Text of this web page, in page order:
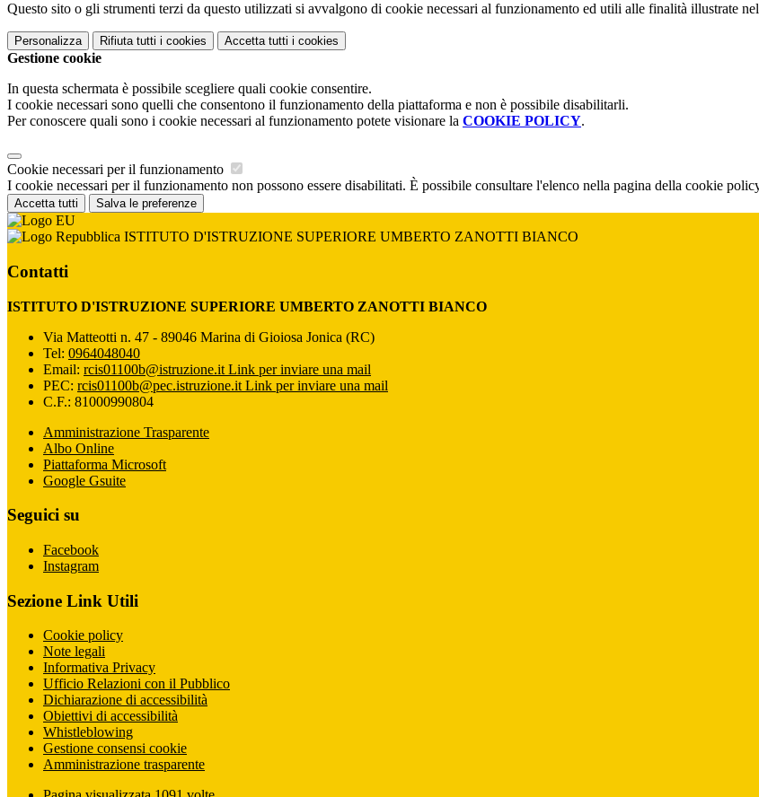
Questo sito o gli strumenti terzi da questo utilizzati si avvalgono di cookie necessari al funzionamento ed utili alle finalità illustrate
Personalizza Rifiuta tutti i cookies Accetta tutti i cookies
Gestione cookie
In questa schermata è possibile scegliere quali cookie consentire.
I cookie necessari sono quelli che consentono il funzionamento della piattaforma e non è possibile disabilitarli.
Per conoscere quali sono i cookie necessari al funzionamento potete visionare la COOKIE POLICY.
Cookie necessari per il funzionamento
I cookie necessari per il funzionamento non possono essere disabilitati. È possibile consultare l'elenco nella pagina della cookie
Accetta tutti Salva le preferenze
ISTITUTO D'ISTRUZIONE SUPERIORE UMBERTO ZANOTTI BIANCO
Contatti
ISTITUTO D'ISTRUZIONE SUPERIORE UMBERTO ZANOTTI BIANCO
Via Matteotti n. 47 - 89046 Marina di Gioiosa Jonica (RC)
Tel: 0964048040
Email: rcis01100b@istruzione.it Link per inviare una mail
PEC: rcis01100b@pec.istruzione.it Link per inviare una mail
C.F.: 81000990804
Amministrazione Trasparente
Albo Online
Piattaforma Microsoft
Google Gsuite
Seguici su
Facebook
Instagram
Sezione Link Utili
Cookie policy
Note legali
Informativa Privacy
Ufficio Relazioni con il Pubblico
Dichiarazione di accessibilità
Obiettivi di accessibilità
Whistleblowing
Gestione consensi cookie
Amministrazione trasparente